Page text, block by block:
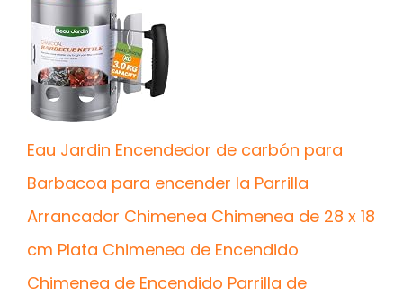
Eau Jardin Encendedor de carbón para
Barbacoa para encender la Parrilla
Arrancador Chimenea Chimenea de 28 x 18
cm Plata Chimenea de Encendido
Chimenea de Encendido Parrilla de